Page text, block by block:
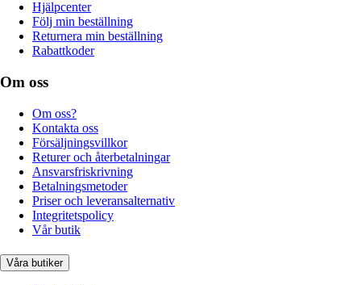
Hjälpcenter
Följ min beställning
Returnera min beställning
Rabattkoder
Om oss
Om oss?
Kontakta oss
Försäljningsvillkor
Returer och återbetalningar
Ansvarsfriskrivning
Betalningsmetoder
Priser och leveransalternativ
Integritetspolicy
Vår butik
Våra butiker